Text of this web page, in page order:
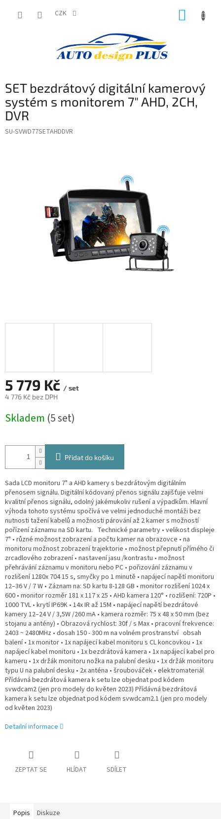
CZK
SET bezdrátový digitální kamerový
systém s monitorem 7" AHD, 2CH,
DVR
SU-SVWD77SETAHDDVR
5 779 Kč / set
4 776 Kč bez DPH
cena:
Skladem (5 set)
Přidat do košíku
Sada LCD monitoru 7" a AHD kamery s bezdrátovým digitálním
přenosem signálu. Digitální kódovaný přenos signálu zajišťuje velmi
kvalitní přenos signálu, odolný jakémukoliv rušení a výpadkům. Hlavní
výhoda tohoto systému spočívá ve velmi jednoduché montáži bez
nutnosti tažení kabelů a možnosti párování až 2 kamer s možností
pořízení záznamu na SD kartu. Technické parametry • velikost displeje
7" • různé možnost zobrazení a počtu kamer na obrazovce • na
monitoru možnost zobrazení trajektorie • možnost přepnutí přímého či
zrcadlového zobrazení • nastavení jasu /kontrastu • možnost
přehrávání záznamu v monitoru nebo PC • pořizování záznamu v
rozlišení 1280x 704 15 s, smyčky po 1 minutě • napájecí napětí monitoru
12–36 V / 7 W • Záznam na: SD kartu 8-128 GB • monitor rozlišení 1024 x
600 • monitor rozměr 181 x 117 x 25 • AHD kamera 120° • rozlišení: 720P •
1000 TVL • krytí IP69K • 14x IR až 15M • napájecí napětí bezdrátové
kamery 12–24 V / 3,5W /260 mA • kamera rozměr: 75 x 48 x 50 mm (bez
stojanu a antény) • Obrazová rychlost: 30f / s Max • pracovní frekvence:
2403 ~ 2480MHz • dosah 150 - 300 m na volném prostranství obsah
balení • 1x monitor • 1x napájecí kabel monitoru s CL koncovkou • 1x
napájecí kabel monitoru • 1x bezdrátová kamera • 1x napájecí kabel pro
kameru • 1x držák monitoru nožka na palubní desku • 1x držák monitoru
typu U na palubní desku • 2x anténa • šroubováček • elektromateriál
Přídávná bezdrátová kamera k setu lze objednat pod kódem
svwdcam2 (jen pro modely do květen 2023) Přídávná bezdrátová
kamera k setu lze objednat pod kódem svwdcam2.1 (jen pro modely
od květen 2023)
Detailní informace
ZEPTAT SE HLÍDAT SDÍLET
Popis Diskuze